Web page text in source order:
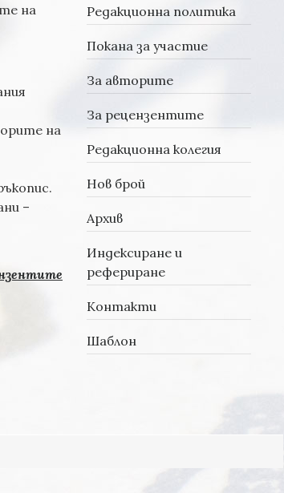
на
на
–
Редакционна политика
Покана за участие
За авторите
За рецензентите
Редакционна колегия
Нов брой
Архив
Индексиране и
рефериране
Контакти
Шаблон